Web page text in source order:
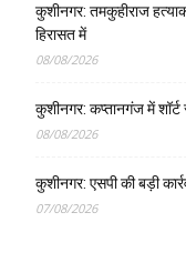
कुशीनगर: तमकुहीराज
हिरासत में
08/08/2026
कुशीनगर: कप्तानगंज में
08/08/2026
कुशीनगर: एसपी की बड़ी
07/08/2026